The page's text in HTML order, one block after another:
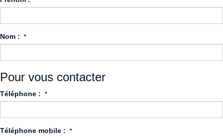
Nom : *
Pour vous contacter
Téléphone : *
Téléphone mobile : *